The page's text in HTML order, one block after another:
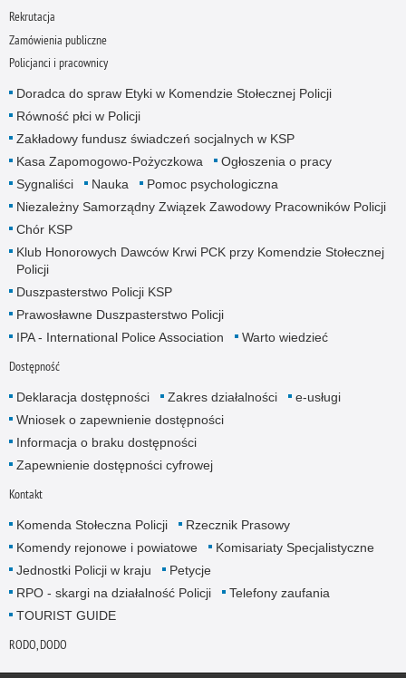
Rekrutacja
Zamówienia publiczne
Policjanci i pracownicy
Doradca do spraw Etyki w Komendzie Stołecznej Policji
Równość płci w Policji
Zakładowy fundusz świadczeń socjalnych w KSP
Kasa Zapomogowo-Pożyczkowa
Ogłoszenia o pracy
Sygnaliści
Nauka
Pomoc psychologiczna
Niezależny Samorządny Związek Zawodowy Pracowników Policji
Chór KSP
Klub Honorowych Dawców Krwi PCK przy Komendzie Stołecznej
Policji
Duszpasterstwo Policji KSP
Prawosławne Duszpasterstwo Policji
IPA - International Police Association
Warto wiedzieć
Dostępność
Deklaracja dostępności Zakres działalności
e-usługi
Wniosek o zapewnienie dostępności
Informacja o braku dostępności
Zapewnienie dostępności cyfrowej
Kontakt
Komenda Stołeczna Policji
Rzecznik Prasowy
Komendy rejonowe i powiatowe
Komisariaty Specjalistyczne
Jednostki Policji w kraju
Petycje
RPO - skargi na działalność Policji
Telefony zaufania
TOURIST GUIDE
RODO, DODO